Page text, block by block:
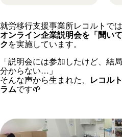
就労移行支援事業所レコルトでは
オンライン企業説明会を「聞い
ク を実施しています。
「説明会には参加したけど、結
分からない…」
そんな声から生まれた、
レコル
ラムです🌱